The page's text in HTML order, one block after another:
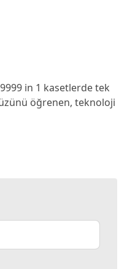
in 1 kasetlerde tek
öğrenen, teknoloji